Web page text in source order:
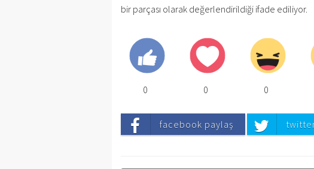
bir parçası olarak değerlendirildiği ifade ediliyor.
0 0 0
facebook paylaş